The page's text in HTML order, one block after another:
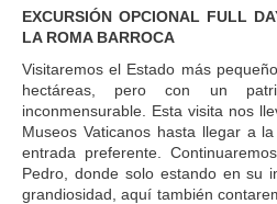
EXCURSIÓN OPCIONAL FULL
LA ROMA BARROCA
Visitaremos el Estado más
hectáreas, pero con un
inconmensurable. Esta visita nos
Museos Vaticanos hasta llegar a
entrada preferente.
Pedro, donde solo estando en su
grandiosidad, aquí también